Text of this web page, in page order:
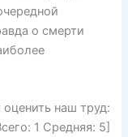
о смерти
наш труд:
1 Средняя: 5]